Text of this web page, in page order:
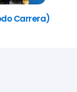
Carrera)